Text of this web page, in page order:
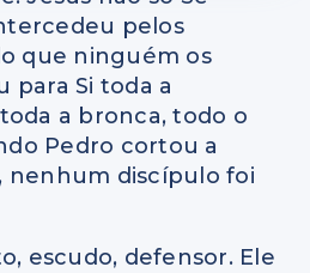
pelos
que ninguém os
para Si toda a
a bronca, todo o
Pedro cortou a
nenhum discípulo foi
escudo, defensor. Ele